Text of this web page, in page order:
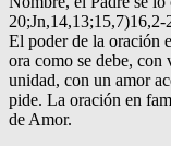
20;Jn,14,13;15,7)16,2-
El poder de la oración
ora como se debe, con
unidad, con un amor
pide. La oración en
de Amor.